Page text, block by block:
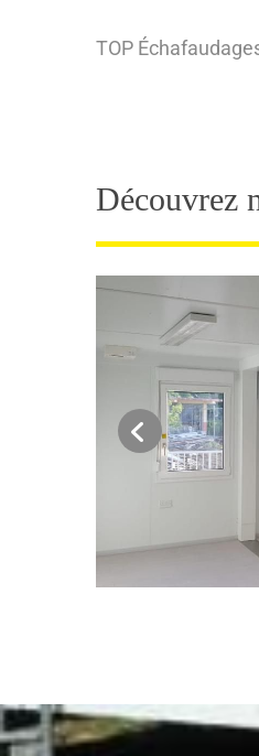
TOP
Découvrez